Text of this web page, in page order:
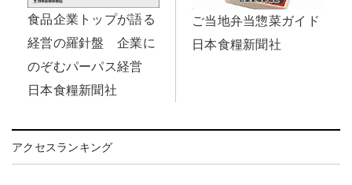
食品企業トップが語る
経営の羅針盤 企業に
のぞむパーパス経営
日本食糧新聞社
ご当地弁当惣菜ガイド
日本食糧新聞社
アクセスランキング